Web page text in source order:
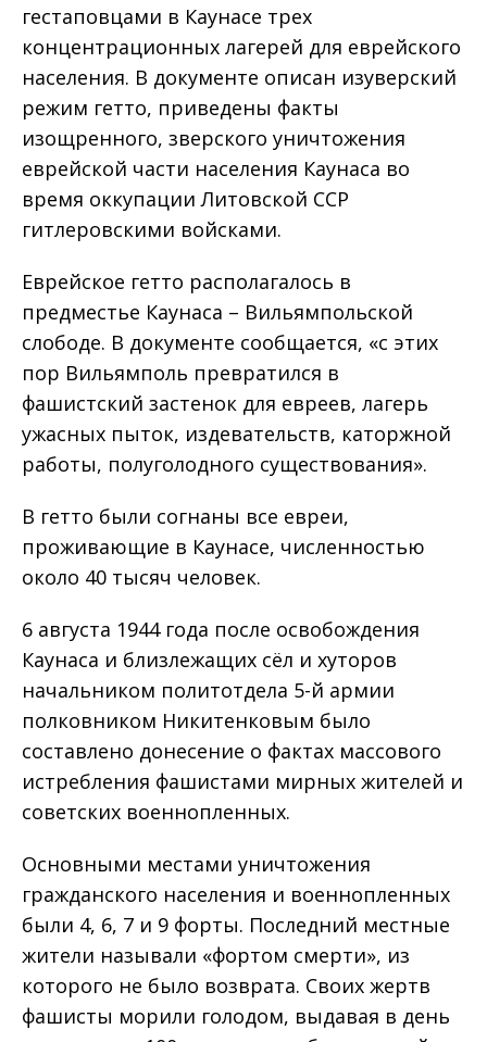
гестаповцами в Каунасе трех
концентрационных лагерей для еврейского
населения. В документе описан изуверский
режим гетто, приведены факты
изощренного, зверского уничтожения
еврейской части населения Каунаса во
время оккупации Литовской ССР
гитлеровскими войсками.
Еврейское гетто располагалось в
предместье Каунаса – Вильямпольской
слободе. В документе сообщается, «с этих
пор Вильямполь превратился в
фашистский застенок для евреев, лагерь
ужасных пыток, издевательств, каторжной
работы, полуголодного существования».
В гетто были согнаны все евреи,
проживающие в Каунасе, численностью
около 40 тысяч человек.
6 августа 1944 года после освобождения
Каунаса и близлежащих сёл и хуторов
начальником политотдела 5-й армии
полковником Никитенковым было
составлено донесение о фактах массового
истребления фашистами мирных жителей и
советских военнопленных.
Основными местами уничтожения
гражданского населения и военнопленных
были 4, 6, 7 и 9 форты. Последний местные
жители называли «фортом смерти», из
которого не было возврата. Своих жертв
фашисты морили голодом, выдавая в день